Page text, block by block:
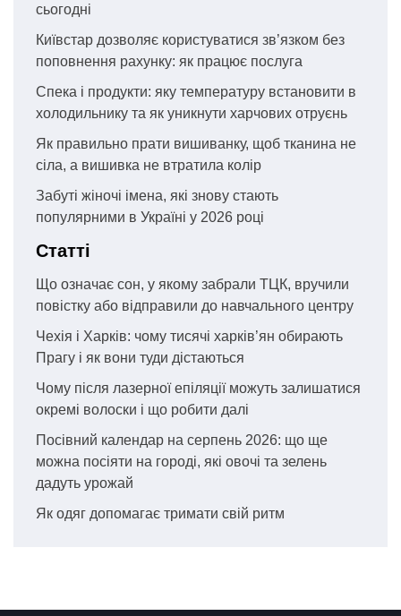
сьогодні
Київстар дозволяє користуватися зв’язком без
поповнення рахунку: як працює послуга
Спека і продукти: яку температуру встановити в
холодильнику та як уникнути харчових отруєнь
Як правильно прати вишиванку, щоб тканина не
сіла, а вишивка не втратила колір
Забуті жіночі імена, які знову стають
популярними в Україні у 2026 році
Статті
Що означає сон, у якому забрали ТЦК, вручили
повістку або відправили до навчального центру
Чехія і Харків: чому тисячі харків’ян обирають
Прагу і як вони туди дістаються
Чому після лазерної епіляції можуть залишатися
окремі волоски і що робити далі
Посівний календар на серпень 2026: що ще
можна посіяти на городі, які овочі та зелень
дадуть урожай
Як одяг допомагає тримати свій ритм